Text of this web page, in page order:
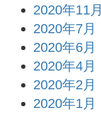
2020年11月
2020年7月
2020年6月
2020年4月
2020年2月
2020年1月